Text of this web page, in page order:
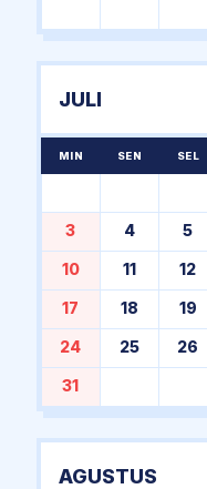
JULI
MIN SEN SEL
3 4 5
10 11 12
17 18 19
24 25 26
31
AGUSTUS